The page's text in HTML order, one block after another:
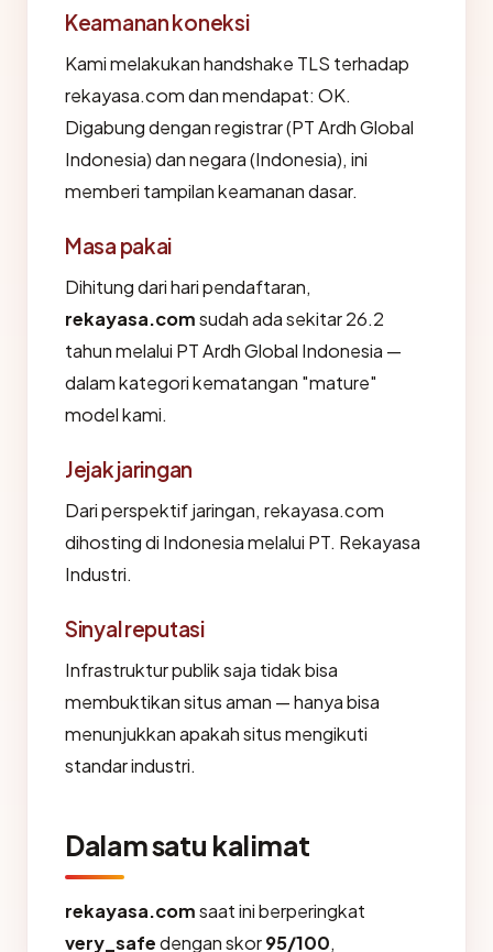
Keamanan koneksi
Kami melakukan handshake TLS terhadap
rekayasa.com dan mendapat: OK.
Digabung dengan registrar (PT Ardh Global
Indonesia) dan negara (Indonesia), ini
memberi tampilan keamanan dasar.
Masa pakai
Dihitung dari hari pendaftaran,
rekayasa.comsudah ada sekitar 26.2
tahun melalui PT Ardh Global Indonesia —
dalam kategori kematangan "mature"
model kami.
Jejak jaringan
Dari perspektif jaringan, rekayasa.com
dihosting di Indonesia melalui PT. Rekayasa
Industri.
Sinyal reputasi
Infrastruktur publik saja tidak bisa
membuktikan situs aman — hanya bisa
menunjukkan apakah situs mengikuti
standar industri.
Dalam satu kalimat
rekayasa.comsaat ini berperingkat
very_safedengan skor95/100,